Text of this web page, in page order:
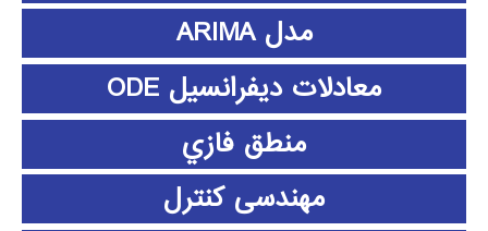
مدل ARIMA
معادلات دیفرانسیل ODE
منطق فازي
مهندسی کنترل